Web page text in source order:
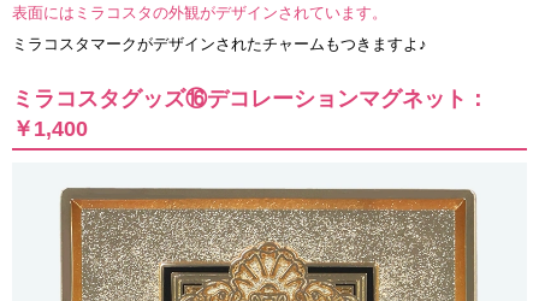
表面にはミラコスタの外観がデザインされています。
ミラコスタマークがデザインされたチャームもつきますよ♪
ミラコスタグッズ⑯デコレーションマグネット：
￥1,400